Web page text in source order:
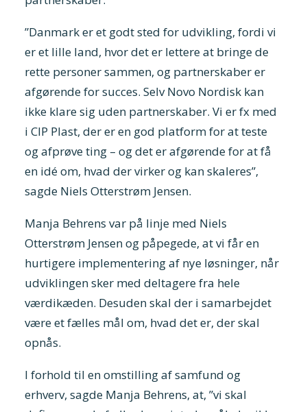
”Danmark er et godt sted for udvikling, fordi vi
er et lille land, hvor det er lettere at bringe de
rette personer sammen, og partnerskaber er
afgørende for succes. Selv Novo Nordisk kan
ikke klare sig uden partnerskaber. Vi er fx med
i CIP Plast, der er en god platform for at teste
og afprøve ting – og det er afgørende for at få
en idé om, hvad der virker og kan skaleres”,
sagde Niels Otterstrøm Jensen.
Manja Behrens var på linje med Niels
Otterstrøm Jensen og påpegede, at vi får en
hurtigere implementering af nye løsninger, når
udviklingen sker med deltagere fra hele
værdikæden. Desuden skal der i samarbejdet
være et fælles mål om, hvad det er, der skal
opnås.
I forhold til en omstilling af samfund og
erhverv, sagde Manja Behrens, at, ”vi skal